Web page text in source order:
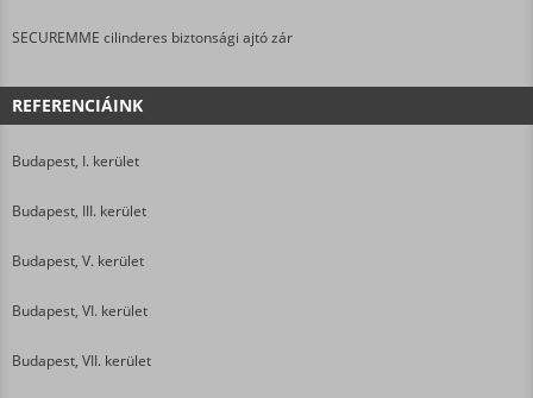
SECUREMME cilinderes biztonsági ajtó zár
REFERENCIÁINK
Budapest, I. kerület
Budapest, III. kerület
Budapest, V. kerület
Budapest, VI. kerület
Budapest, VII. kerület